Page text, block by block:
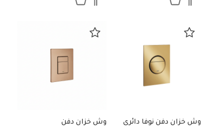
وش خزان دفن نوفا دائرى
وش خزان دفن